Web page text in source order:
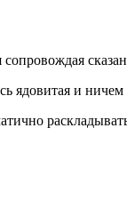
ядовитая и